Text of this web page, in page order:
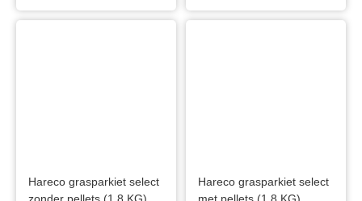
Hareco grasparkiet select
Hareco grasparkiet select